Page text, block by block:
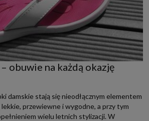
obuwie na każdą okazję
damskie stają się nieodłącznym elementem
przewiewne i wygodne, a przy tym
wielu letnich stylizacji. W